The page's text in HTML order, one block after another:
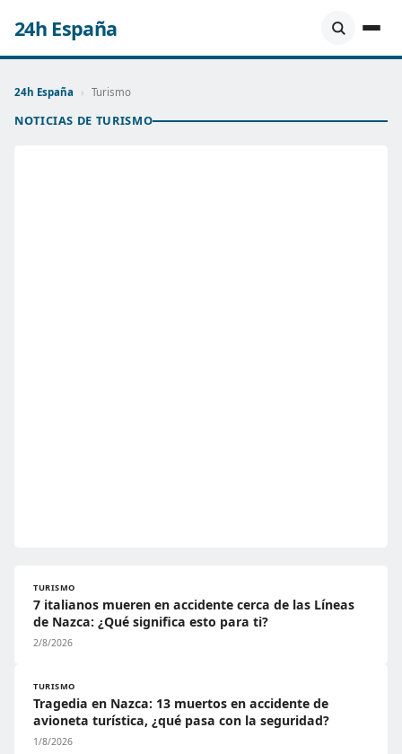
24h España
24h España › Turismo
NOTICIAS DE TURISMO
TURISMO
7 italianos mueren en accidente cerca de las Líneas
de Nazca: ¿Qué significa esto para ti?
2/8/2026
TURISMO
Tragedia en Nazca: 13 muertos en accidente de
avioneta turística, ¿qué pasa con la seguridad?
1/8/2026